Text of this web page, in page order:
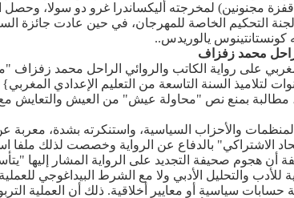
مجنونين) لمخرجته أليكساندرا غرو دو سولا، وحصل
التحكيم الخاصة للمهرجان، في حين عادت جائزة
كونستانتينوس يالوريدس..
محمد زفزاف
على رواية الكاتب والروائي الراحل محمد زفزاف
نصا تربويا {الرواية تدرس منذ 3 سنوات لتلاميذ السنة التاسعة من التعليم
مطالبة بمنع نص "محاولة عيش" من العيش والتعايش
والأحزاب السياسية، واستنكرته بشدة، معربة
الاشتراكي" بالدفاع عن الرواية وخصصت لذلك ملفا
أن هجوم صحيفة التجديد على الرواية المشار إليها
للأدب والتحليل الأدبي ولا مع الشرط البيداغوجي للعملية
سياسية أو معايير أخلاقية. ذلك أن العملية